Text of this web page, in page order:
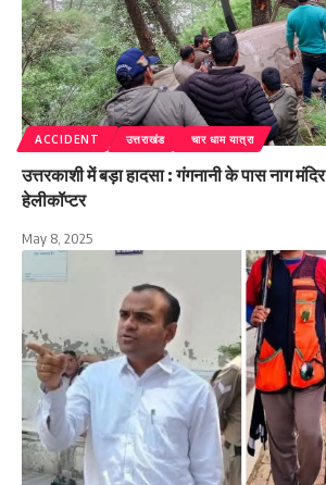
ACCIDENT उत्तराखंड चार धाम यात्रा
उत्तरकाशी में बड़ा हादसा : गंगनानी के पास नाग
हेलीकॉप्टर
May 8, 2025